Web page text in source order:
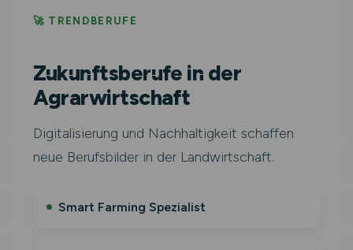
🚀 TRENDBERUFE
Zukunftsberufe in der
Agrarwirtschaft
Digitalisierung und Nachhaltigkeit schaffen
neue Berufsbilder in der Landwirtschaft.
Smart Farming Spezialist